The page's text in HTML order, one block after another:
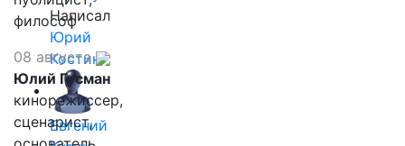
Написал
Юрий
Костин
Евгений
философ
08 августа
Юлий Гусман
кинорежиссер,
сценарист,